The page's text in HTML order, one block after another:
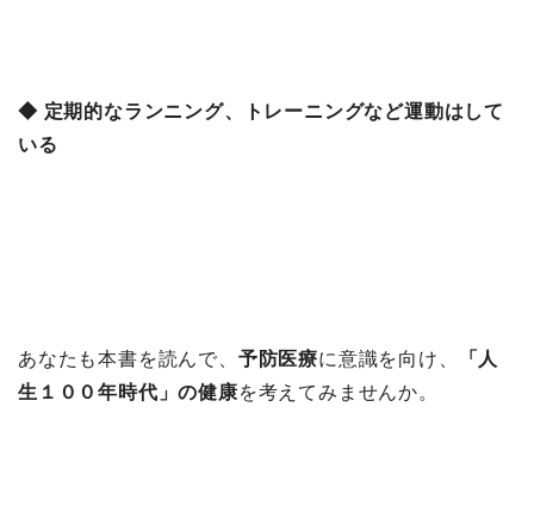
◆ 定期的なランニング、トレーニングなど運動はして
いる
あなたも本書を読んで、 予防医療に意識を向け、
「人
生１００年時代」の健康を考えてみませんか。